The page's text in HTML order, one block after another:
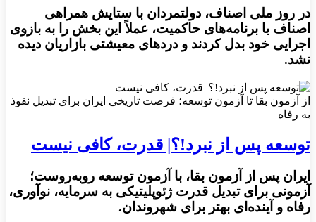
در روز ملی اصناف، دولتمردان با ستایش همراهی
اصناف با برنامه‌های حاکمیت، عملاً این بخش را به بازوی
اجرایی خود بدل کردند و دردهای معیشتی بازاریان دیده
نشد.
از آزمون بقا تا آزمون توسعه؛ فرصت تاریخی ایران برای تبدیل نفوذ
به رفاه
توسعه پس از نبرد!؟| قدرت، کافی نیست
ایران پس از آزمون بقا، با آزمون توسعه روبه‌روست؛
آزمونی برای تبدیل قدرت ژئوپلیتیکی به سرمایه، نوآوری،
رفاه و آینده‌ای بهتر برای شهروندان.